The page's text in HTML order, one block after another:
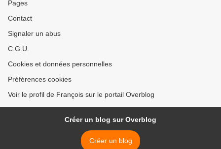
Pages
Contact
Signaler un abus
C.G.U.
Cookies et données personnelles
Préférences cookies
Voir le profil de François sur le portail Overblog
Créer un blog sur Overblog
Créer un blog